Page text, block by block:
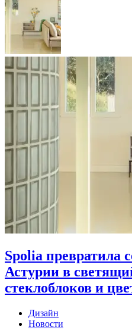
Spolia превратила
Астурии в
стеклоблоков и
Дизайн
Новости